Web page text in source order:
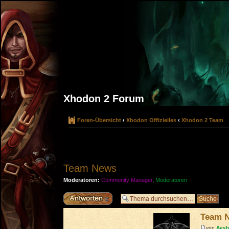
Xhodon 2 Forum
Foren-Übersicht ‹ Xhodon Offizielles ‹ Xhodon 2 Team
Team News
Moderatoren: Community Manager, Moderatoren
Antwort erstellen
Team
von